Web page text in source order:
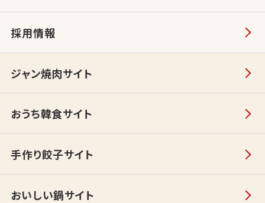
採用情報
ジャン焼肉サイト
おうち韓食サイト
手作り餃子サイト
おいしい鍋サイト